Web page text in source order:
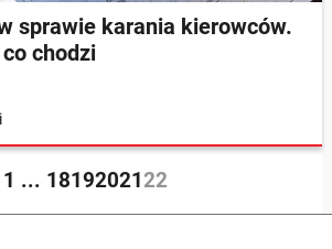
sprawie karania kierowców.
chodzi
1 ... 1819202122